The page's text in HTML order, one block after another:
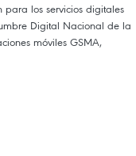
los servicios digitales
Digital Nacional de la
móviles GSMA,